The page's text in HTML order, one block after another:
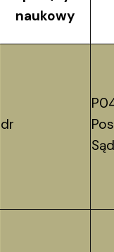
naukowy
dr